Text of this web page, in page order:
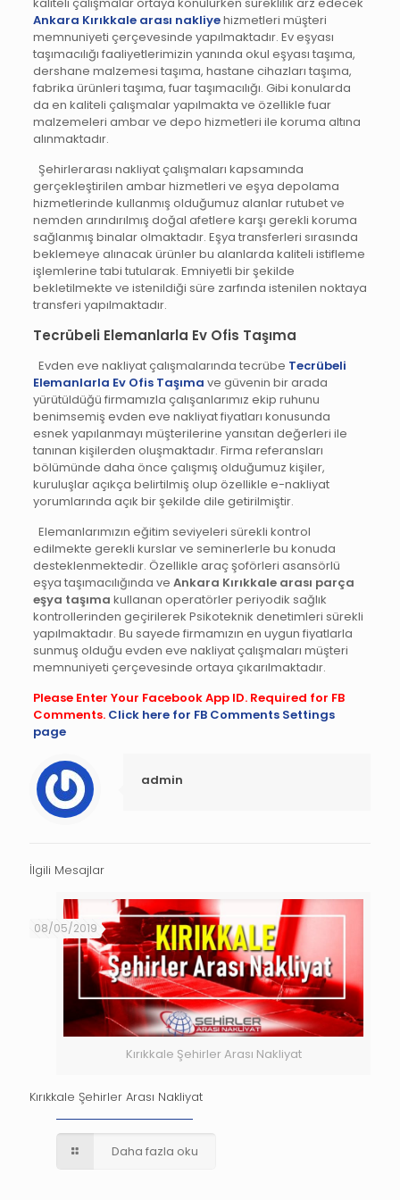
kaliteli çalışmalar ortaya konulurken süreklilik arz edecek
Ankara Kırıkkale arası nakliyehizmetleri müşteri
memnuniyeti çerçevesinde yapılmaktadır. Ev eşyası
taşımacılığı faaliyetlerimizin yanında okul eşyası taşıma,
dershane malzemesi taşıma, hastane cihazları taşıma,
fabrika ürünleri taşıma, fuar taşımacılığı. Gibi konularda
da en kaliteli çalışmalar yapılmakta ve özellikle fuar
malzemeleri ambar ve depo hizmetleri ile koruma altına
alınmaktadır.
Şehirlerarası nakliyat çalışmaları kapsamında
gerçekleştirilen ambar hizmetleri ve eşya depolama
hizmetlerinde kullanmış olduğumuz alanlar rutubet ve
nemden arındırılmış doğal afetlere karşı gerekli koruma
sağlanmış binalar olmaktadır. Eşya transferleri sırasında
beklemeye alınacak ürünler bu alanlarda kaliteli istifleme
işlemlerine tabi tutularak. Emniyetli bir şekilde
bekletilmekte ve istenildiği süre zarfında istenilen noktaya
transferi yapılmaktadır.
Tecrübeli Elemanlarla Ev Ofis Taşıma
Evden eve nakliyat çalışmalarında tecrübe Tecrübeli
Elemanlarla Ev Ofis Taşıma ve güvenin bir arada
yürütüldüğü firmamızla çalışanlarımız ekip ruhunu
benimsemiş evden eve nakliyat fiyatları konusunda
esnek yapılanmayı müşterilerine yansıtan değerleri ile
tanınan kişilerden oluşmaktadır. Firma referansları
bölümünde daha önce çalışmış olduğumuz kişiler,
kuruluşlar açıkça belirtilmiş olup özellikle e-nakliyat
yorumlarında açık bir şekilde dile getirilmiştir.
Elemanlarımızın eğitim seviyeleri sürekli kontrol
edilmekte gerekli kurslar ve seminerlerle bu konuda
desteklenmektedir. Özellikle araç şoförleri asansörlü
eşya taşımacılığında ve Ankara Kırıkkale arası parça
eşya taşıma kullanan operatörler periyodik sağlık
kontrollerinden geçirilerek Psikoteknik denetimleri sürekli
yapılmaktadır. Bu sayede firmamızın en uygun fiyatlarla
sunmuş olduğu evden eve nakliyat çalışmaları müşteri
memnuniyeti çerçevesinde ortaya çıkarılmaktadır.
Please Enter Your Facebook App ID. Required for FB
Comments. Click here for FB Comments Settings
page
admin
İlgili Mesajlar
Kırıkkale Şehirler Arası Nakliyat
08/05/2019
Kırıkkale Şehirler Arası Nakliyat
Daha fazla oku